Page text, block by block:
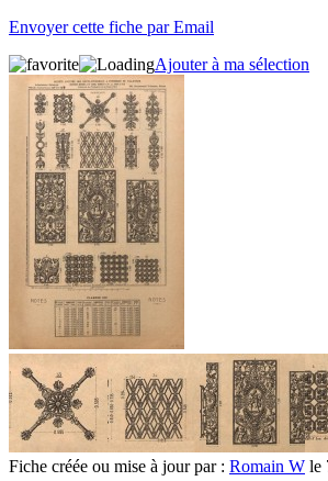
Envoyer cette fiche par Email
Ajouter à ma sélection
Fiche créée ou mise à jour par : Romain W le